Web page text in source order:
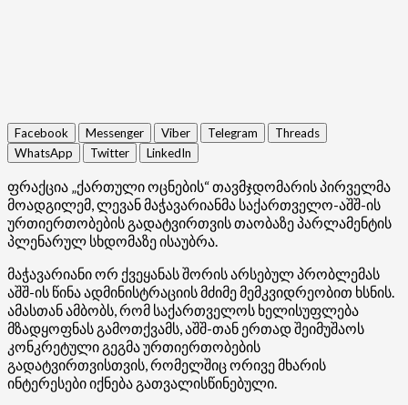
Facebook Messenger Viber Telegram
Threads
WhatsApp
Twitter LinkedIn
ფრაქცია „ქართული ოცნების“ თავმჯდომარის პირველმა
მოადგილემ, ლევან მაჭავარიანმა საქართველო-აშშ-ის
ურთიერთობების გადატვირთვის თაობაზე პარლამენტის
პლენარულ სხდომაზე ისაუბრა.
მაჭავარიანი ორ ქვეყანას შორის არსებულ პრობლემას
აშშ-ის წინა ადმინისტრაციის მძიმე მემკვიდრეობით ხსნის.
ამასთან ამბობს, რომ საქართველოს ხელისუფლება
მზადყოფნას გამოთქვამს, აშშ-თან ერთად შეიმუშაოს
კონკრეტული გეგმა ურთიერთობების
გადატვირთვისთვის, რომელშიც ორივე მხარის
ინტერესები იქნება გათვალისწინებული.